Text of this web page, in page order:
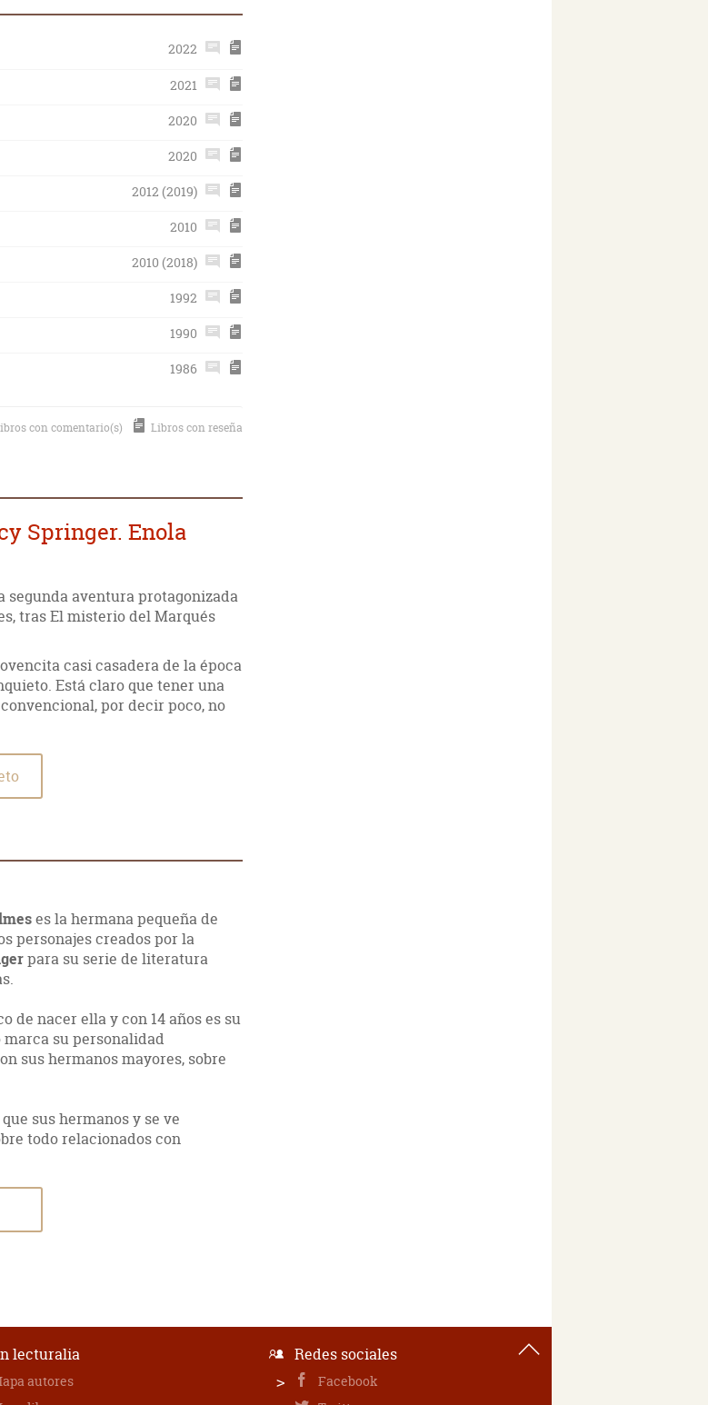
2022
2021
2020
2020
2012 (2019)
2010
2010 (2018)
1992
1990
1986
con comentario(s) Libros con reseña
Springer. Enola
segunda aventura protagonizada
tras El misterio del Marqués
casi casadera de la época
Está claro que tener una
por decir poco, no
es la hermana pequeña de
personajes creados por la
para su serie de literatura
de nacer ella y con 14 años es su
marca su personalidad
sus hermanos mayores, sobre
sus hermanos y se ve
todo relacionados con
lecturalia
autores
Redes sociales
Facebook